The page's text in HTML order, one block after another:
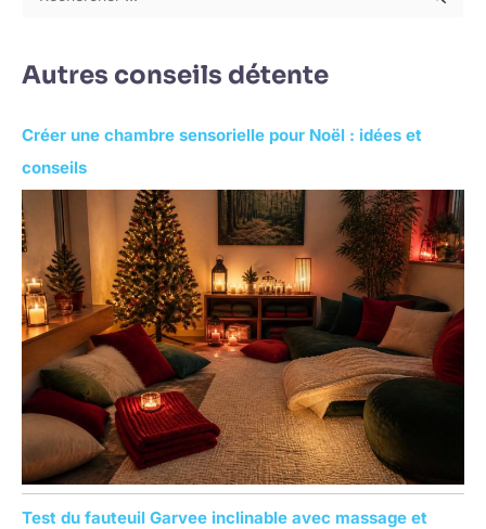
h
e
r
:
Autres conseils détente
Créer une chambre sensorielle pour Noël : idées et
conseils
Test du fauteuil Garvee inclinable avec massage et